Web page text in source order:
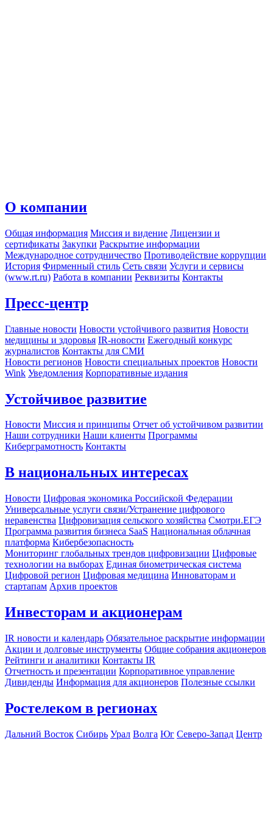
О компании
Общая информация Миссия и видение Лицензии и
сертификаты Закупки Раскрытие информации
Международное сотрудничество Противодействие коррупции
История Фирменный стиль Сеть связи Услуги и сервисы
(www.rt.ru) Работа в компании Реквизиты Контакты
Пресс-центр
Главные новости Новости устойчивого развития Новости
медицины и здоровья IR-новости Ежегодный конкурс
журналистов Контакты для СМИ
Новости регионов Новости специальных проектов Новости
Wink Уведомления Корпоративные издания
Устойчивое развитие
Новости Миссия и принципы Отчет об устойчивом развитии
Наши сотрудники Наши клиенты Программы
Киберграмотность Контакты
В национальных интересах
Новости Цифровая экономика Российской Федерации
Универсальные услуги связи/Устранение цифрового
неравенства Цифровизация сельского хозяйства Смотри.ЕГЭ
Программа развития бизнеса SaaS Национальная облачная
платформа Кибербезопасность
Мониторинг глобальных трендов цифровизации Цифровые
технологии на выборах Единая биометрическая система
Цифровой регион Цифровая медицина Инноваторам и
стартапам Архив проектов
Инвесторам и акционерам
IR новости и календарь Обязательное раскрытие информации
Акции и долговые инструменты Общие собрания акционеров
Рейтинги и аналитики Контакты IR
Отчетность и презентации Корпоративное управление
Дивиденды Информация для акционеров Полезные ссылки
Ростелеком в регионах
Дальний Восток Сибирь Урал Волга Юг Северо-Запад Центр